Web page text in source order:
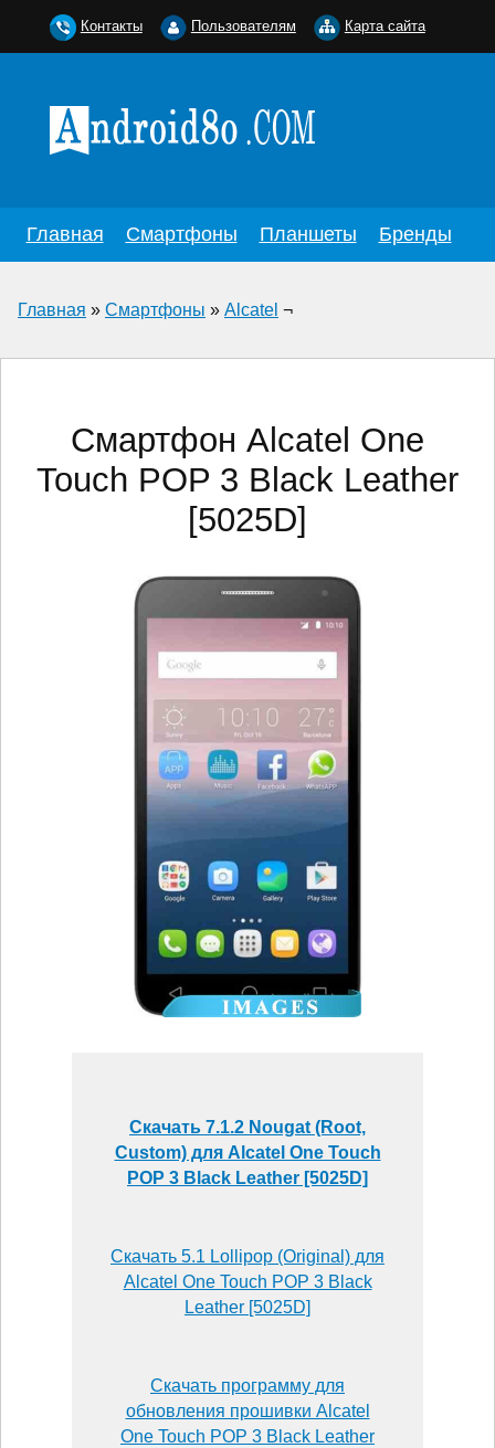
Главная Смартфоны Планшеты Бренды
Главная » Смартфоны » Alcatel ¬
Смартфон Alcatel One
Touch POP 3 Black Leather
[5025D]
Скачать 7.1.2 Nougat (Root,
Custom) для Alcatel One Touch
POP 3 Black Leather [5025D]
Скачать 5.1 Lollipop (Original) для
Alcatel One Touch POP 3 Black
Leather [5025D]
Скачать программу для
обновления прошивки Alcatel
One Touch POP 3 Black Leather
Контакты Пользователям Карта сайта